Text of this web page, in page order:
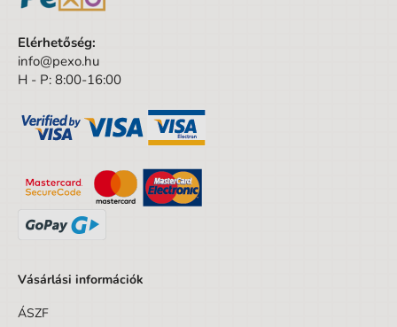
Terméktípus
Mélység
Magasság
A csomagolás magassága
A csomagolás mélysége
Készlet/Szett/Csomag
Dizájnos tétel
Elérhetőség:
info@pexo.hu
H - P: 8:00-16:00
Vásárlási információk
ÁSZF